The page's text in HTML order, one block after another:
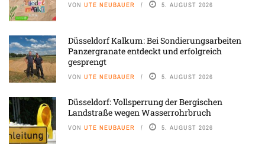
VON UTE NEUBAUER 5. AUGUST 2026
Düsseldorf Kalkum: Bei Sondierungsarbeiten
Panzergranate entdeckt und erfolgreich
gesprengt
VON UTE NEUBAUER 5. AUGUST 2026
Düsseldorf: Vollsperrung der Bergischen
Landstraße wegen Wasserrohrbruch
VON UTE NEUBAUER 5. AUGUST 2026